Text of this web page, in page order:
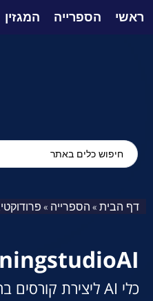
ראשי הספרייה המגזין
דף הבית»הספרייה »
כלי AI ליצירת קורסים ברשת בקלות.